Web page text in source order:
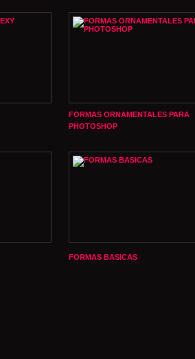
FORMAS ORNAMENTALES PARA
PHOTOSHOP
FORMAS BASICAS